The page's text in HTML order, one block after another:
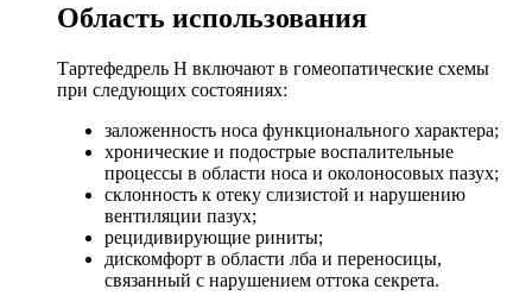
Область использования
Тартефедрель Н включают в гомеопатические схемы
при следующих состояниях:
заложенность носа функционального характера;
хронические и подострые воспалительные
процессы в области носа и околоносовых пазух;
склонность к отеку слизистой и нарушению
вентиляции пазух;
рецидивирующие риниты;
дискомфорт в области лба и переносицы,
связанный с нарушением оттока секрета.